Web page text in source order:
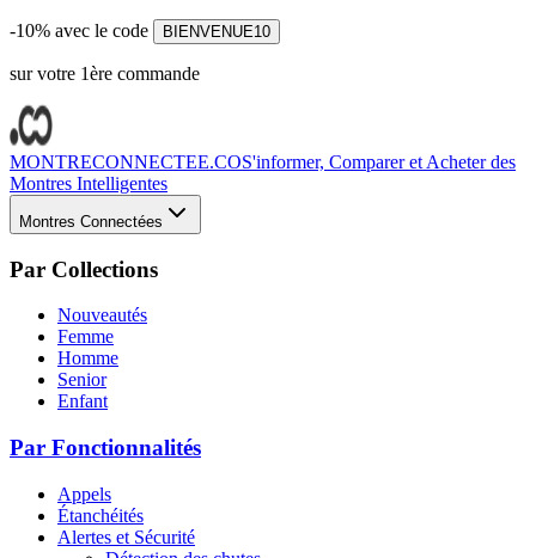
-10% avec le code BIENVENUE10
sur votre 1ère commande
MONTRECONNECTEE.COS'informer, Comparer et Acheter des
Montres Intelligentes
Montres Connectées
Par Collections
Nouveautés
Femme
Homme
Senior
Enfant
Par Fonctionnalités
Appels
Étanchéités
Alertes et Sécurité